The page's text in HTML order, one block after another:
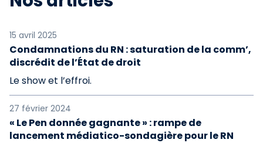
15 avril 2025
Condamnations du RN : saturation de la comm’,
discrédit de l’État de droit
Le show et l’effroi.
27 février 2024
« Le Pen donnée gagnante » : rampe de
lancement médiatico-sondagière pour le RN